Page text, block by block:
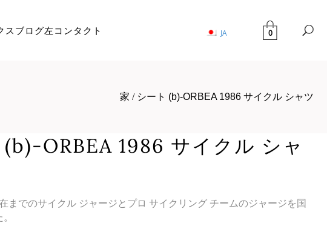
ス ブログ左 コンタクト JA 0
家 / シート (b)-ORBEA 1986 サイクル シャツ
ORBEA 1986 サイクル シャ
までのサイクル ジャージとプロ サイクリング チームのジャージを国